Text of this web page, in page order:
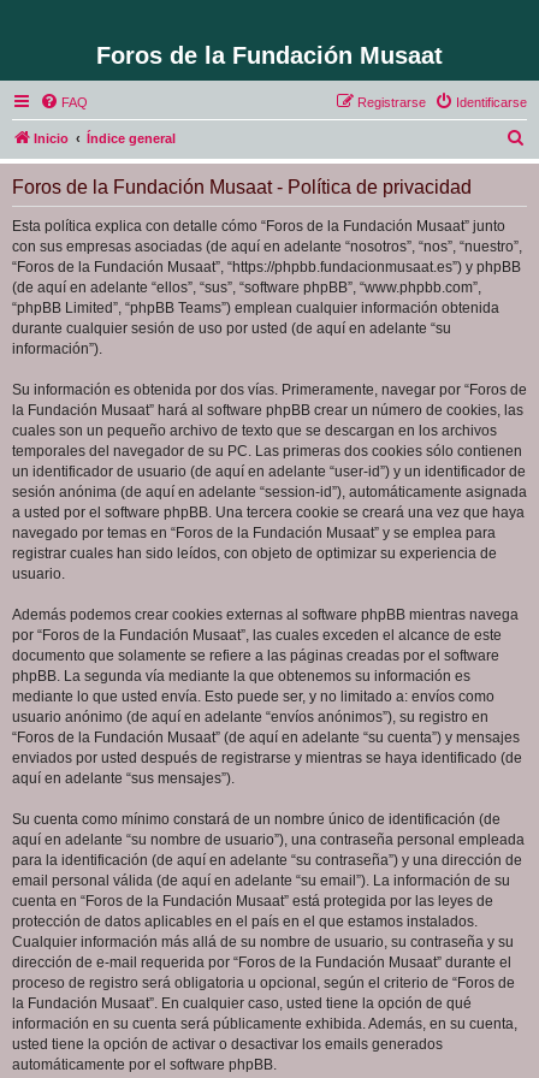
Foros de la Fundación Musaat
FAQ Identificarse
Registrarse
Inicio Índice general
u
Foros de la Fundación Musaat - Política de privacidad
Esta política explica con detalle cómo “Foros de la Fundación Musaat” junto
con sus empresas asociadas (de aquí en adelante “nosotros”, “nos”, “nuestro”,
“Foros de la Fundación Musaat”, “https://phpbb.fundacionmusaat.es”) y phpBB
(de aquí en adelante “ellos”, “sus”, “software phpBB”, “www.phpbb.com”,
“phpBB Limited”, “phpBB Teams”) emplean cualquier información obtenida
durante cualquier sesión de uso por usted (de aquí en adelante “su
información”).
Su información es obtenida por dos vías. Primeramente, navegar por “Foros de
la Fundación Musaat” hará al software phpBB crear un número de cookies, las
cuales son un pequeño archivo de texto que se descargan en los archivos
temporales del navegador de su PC. Las primeras dos cookies sólo contienen
un identificador de usuario (de aquí en adelante “user-id”) y un identificador de
sesión anónima (de aquí en adelante “session-id”), automáticamente asignada
a usted por el software phpBB. Una tercera cookie se creará una vez que haya
navegado por temas en “Foros de la Fundación Musaat” y se emplea para
registrar cuales han sido leídos, con objeto de optimizar su experiencia de
usuario.
Además podemos crear cookies externas al software phpBB mientras navega
por “Foros de la Fundación Musaat”, las cuales exceden el alcance de este
documento que solamente se refiere a las páginas creadas por el software
phpBB. La segunda vía mediante la que obtenemos su información es
mediante lo que usted envía. Esto puede ser, y no limitado a: envíos como
usuario anónimo (de aquí en adelante “envíos anónimos”), su registro en
“Foros de la Fundación Musaat” (de aquí en adelante “su cuenta”) y mensajes
enviados por usted después de registrarse y mientras se haya identificado (de
aquí en adelante “sus mensajes”).
Su cuenta como mínimo constará de un nombre único de identificación (de
aquí en adelante “su nombre de usuario”), una contraseña personal empleada
para la identificación (de aquí en adelante “su contraseña”) y una dirección de
email personal válida (de aquí en adelante “su email”). La información de su
cuenta en “Foros de la Fundación Musaat” está protegida por las leyes de
protección de datos aplicables en el país en el que estamos instalados.
Cualquier información más allá de su nombre de usuario, su contraseña y su
dirección de e-mail requerida por “Foros de la Fundación Musaat” durante el
proceso de registro será obligatoria u opcional, según el criterio de “Foros de
la Fundación Musaat”. En cualquier caso, usted tiene la opción de qué
información en su cuenta será públicamente exhibida. Además, en su cuenta,
usted tiene la opción de activar o desactivar los emails generados
automáticamente por el software phpBB.